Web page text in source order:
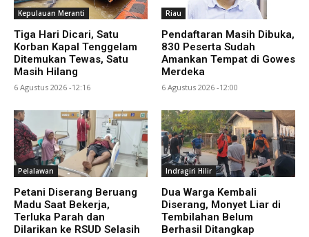
Kepulauan Meranti
Tiga Hari Dicari, Satu
Korban Kapal Tenggelam
Ditemukan Tewas, Satu
Masih Hilang
6 Agustus 2026 -12:16
Riau
Pendaftaran Masih Dibuka,
830 Peserta Sudah
Amankan Tempat di Gowes
Merdeka
6 Agustus 2026 -12:00
Pelalawan
Petani Diserang Beruang
Madu Saat Bekerja,
Terluka Parah dan
Dilarikan ke RSUD Selasih
Indragiri Hilir
Dua Warga Kembali
Diserang, Monyet Liar di
Tembilahan Belum
Berhasil Ditangkap